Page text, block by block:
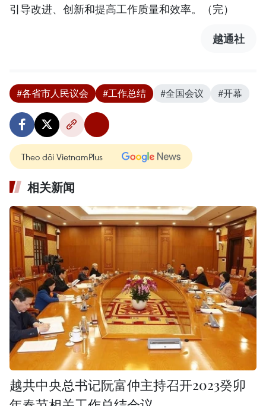
引导改进、创新和提高工作质量和效率。（完）
越通社
#各省市人民议会 #工作总结 #全国会议 #开幕
Theo dõi VietnamPlus
相关新闻
越共中央总书记阮富仲主持召开2023癸卯